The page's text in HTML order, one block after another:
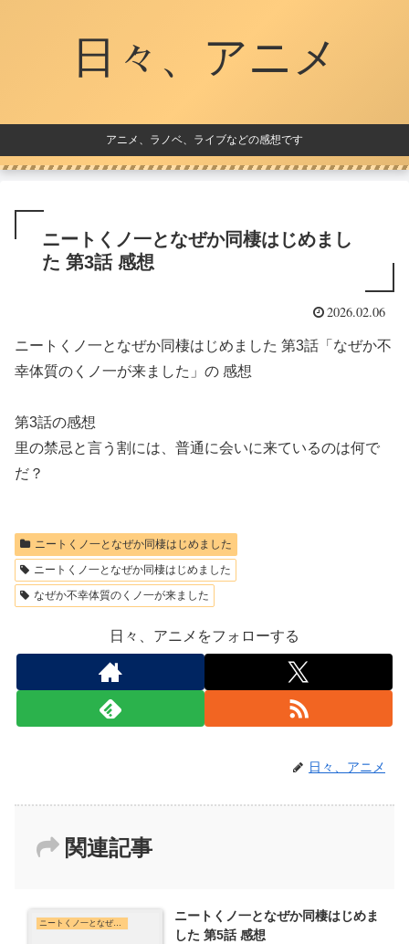
日々、アニメ
アニメ、ラノベ、ライブなどの感想です
ニートくノ一となぜか同棲はじめまし
た 第3話 感想
2026.02.06
ニートくノ一となぜか同棲はじめました 第3話「なぜか不
幸体質のくノ一が来ました」の 感想
第3話の感想
里の禁忌と言う割には、普通に会いに来ているのは何で
だ？
ニートくノ一となぜか同棲はじめました
ニートくノ一となぜか同棲はじめました
なぜか不幸体質のくノ一が来ました
日々、アニメをフォローする
日々、アニメ
関連記事
ニートくノ一となぜか同棲はじめました
ニートくノ一となぜか同棲はじめま
した 第5話 感想